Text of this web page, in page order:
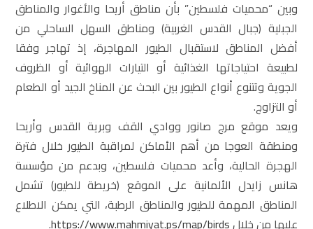
وبين “محميات فلسطين” بأن مناطق أريحا والأغوار والمناطق
الجبلية (جبال القدس الغربية) ومناطق السهل الساحلي من
أفضل المناطق لاستقبال الطيور المهاجرة، إذ تهاجر وفقا
لطبيعة احتياجاتها الغذائية أو التيارات الهوائية أو الظروف
الجوية وتتنوع أنواع الطيور بين البحث عن المناخ الجيد أو الطعام
أو التزاوج.
ويعد موقع مرج صانور ووادي القف وبرية القدس وأريحا
ومنطقة العوجا من أهم الأماكن لمراقبة الطيور خلال فترة
الهجرة الحالية، وأعد محميات فلسطين، وبدعم من مؤسسة
هانس زايدل الألمانية على الموقع (خريطة للطيور) تشمل
المناطق المهمة للطيور والمناطق الرطبة، التي يمكن الاطلاع
عليها من خلالhttps://www.mahmiyat.ps/map/birds
.